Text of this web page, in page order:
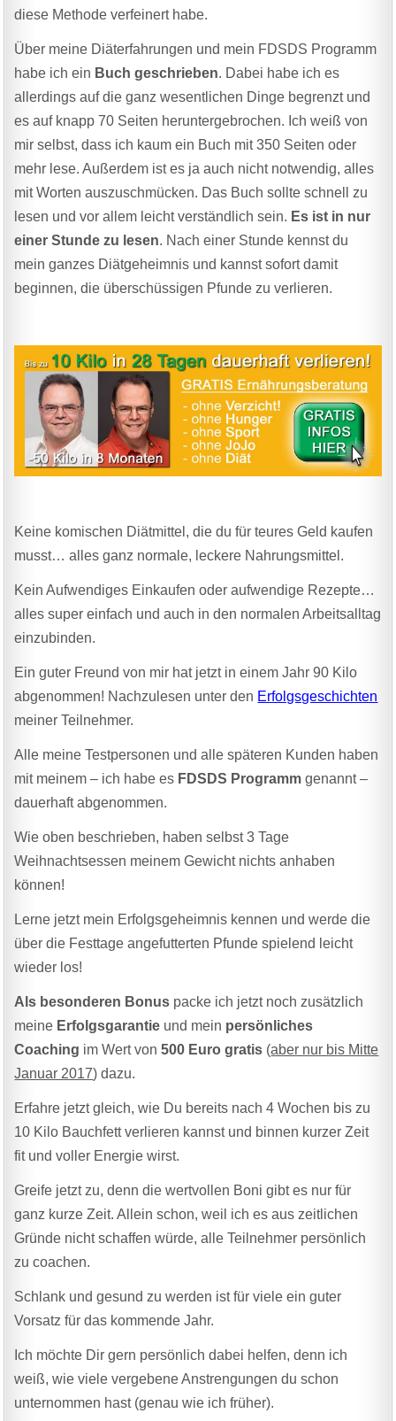
diese Methode verfeinert habe.
Über meine Diäterfahrungen und mein FDSDS Programm
habe ich ein Buch geschrieben. Dabei habe ich es
allerdings auf die ganz wesentlichen Dinge begrenzt und
es auf knapp 70 Seiten heruntergebrochen. Ich weiß von
mir selbst, dass ich kaum ein Buch mit 350 Seiten oder
mehr lese. Außerdem ist es ja auch nicht notwendig, alles
mit Worten auszuschmücken. Das Buch sollte schnell zu
lesen und vor allem leicht verständlich sein. Es ist in nur
einer Stunde zu lesen. Nach einer Stunde kennst du
mein ganzes Diätgeheimnis und kannst sofort damit
beginnen, die überschüssigen Pfunde zu verlieren.
Keine komischen Diätmittel, die du für teures Geld kaufen
musst… alles ganz normale, leckere Nahrungsmittel.
Kein Aufwendiges Einkaufen oder aufwendige Rezepte…
alles super einfach und auch in den normalen Arbeitsalltag
einzubinden.
Ein guter Freund von mir hat jetzt in einem Jahr 90 Kilo
abgenommen! Nachzulesen unter den Erfolgsgeschichten
meiner Teilnehmer.
Alle meine Testpersonen und alle späteren Kunden haben
mit meinem – ich habe es FDSDS Programm genannt –
dauerhaft abgenommen.
Wie oben beschrieben, haben selbst 3 Tage
Weihnachtsessen meinem Gewicht nichts anhaben
können!
Lerne jetzt mein Erfolgsgeheimnis kennen und werde die
über die Festtage angefutterten Pfunde spielend leicht
wieder los!
Als besonderen Bonus packe ich jetzt noch zusätzlich
meine Erfolgsgarantie und mein persönliches
Coaching im Wert von500 Euro gratis (aber nur bis Mitte
Januar 2017) dazu.
Erfahre jetzt gleich, wie Du bereits nach 4 Wochen bis zu
10 Kilo Bauchfett verlieren kannst und binnen kurzer Zeit
fit und voller Energie wirst.
Greife jetzt zu, denn die wertvollen Boni gibt es nur für
ganz kurze Zeit. Allein schon, weil ich es aus zeitlichen
Gründe nicht schaffen würde, alle Teilnehmer persönlich
zu coachen.
Schlank und gesund zu werden ist für viele ein guter
Vorsatz für das kommende Jahr.
Ich möchte Dir gern persönlich dabei helfen, denn ich
weiß, wie viele vergebene Anstrengungen du schon
unternommen hast (genau wie ich früher).